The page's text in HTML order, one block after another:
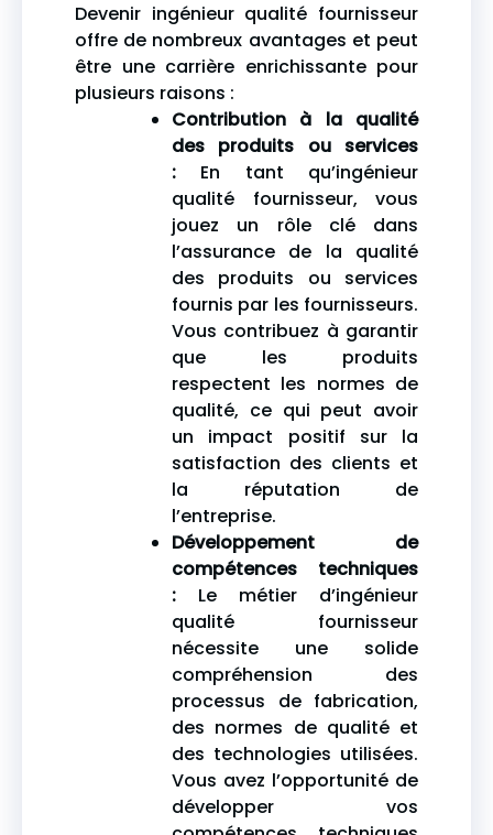
Devenir ingénieur qualité fournisseur
offre de nombreux avantages et peut
être une carrière enrichissante pour
plusieurs raisons :
Contribution à la qualité
des produits ou services
: En tant qu’ingénieur
qualité fournisseur, vous
jouez un rôle clé dans
l’assurance de la qualité
des produits ou services
fournis par les fournisseurs.
Vous contribuez à garantir
que les produits
respectent les normes de
qualité, ce qui peut avoir
un impact positif sur la
satisfaction des clients et
la réputation de
l’entreprise.
Développement de
compétences techniques
: Le métier d’ingénieur
qualité fournisseur
nécessite une solide
compréhension des
processus de fabrication,
des normes de qualité et
des technologies utilisées.
Vous avez l’opportunité de
développer vos